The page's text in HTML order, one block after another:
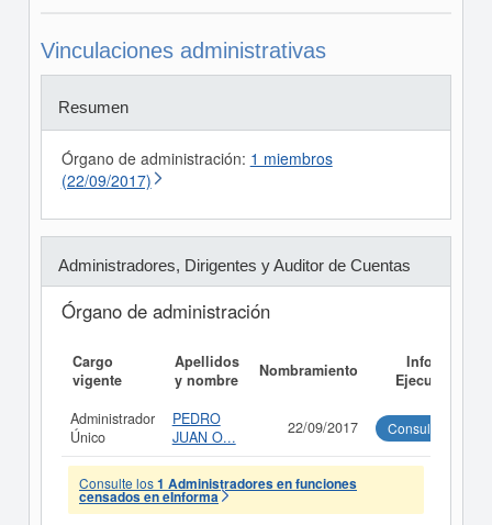
Vinculaciones administrativas
Resumen
Órgano de administración: 1 miembros
(22/09/2017)
Administradores, Dirigentes y Auditor de Cuentas
Órgano de administración
Cargo
vigente
Apellidos
y nombre
Nombramiento
Informe
Ejecutivo
Administrador
Único
PEDRO
JUAN O...
22/09/2017 Consultar
Consulte los1 Administradores en funciones
censados en eInforma